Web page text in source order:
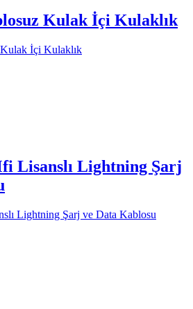
Kulak İçi Kulaklık
Lisanslı Lightning Şarj